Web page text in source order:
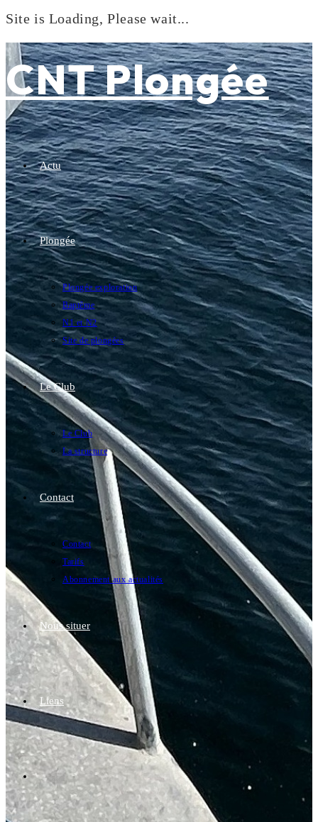
Site is Loading, Please wait...
to
content
CNT Plongée
Actu
Plongée
Plongée exploration
Baptême
N1 et N2
Site de plongées
Le Club
Le Club
La structure
Contact
Contact
Tarifs
Abonnement aux actualités
Nous situer
Liens
Toggle